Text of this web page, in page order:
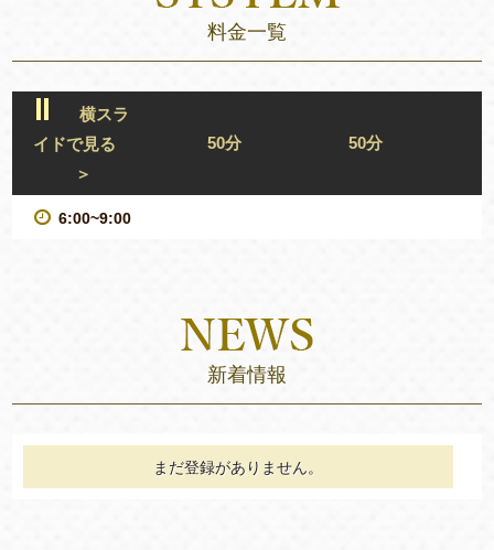
料金一覧
横スラ
イドで見る
＞
50分 50分
6:00~9:00
新着情報
まだ登録がありません。